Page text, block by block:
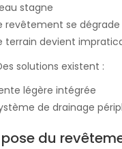
stagne
revêtement se dégrade
terrain devient
solutions existent :
légère intégrée
de drainage
pose du